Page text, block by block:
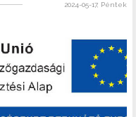
2024-05-17, Péntek